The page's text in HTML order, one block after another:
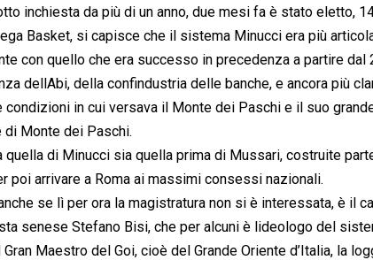
inchiesta da più di un anno, due mesi fa è stato eletto,
Basket, si capisce che il sistema Minucci era più
con quello che era successo in precedenza a partire
dellAbi, della confindustria delle banche, e ancora più
condizioni in cui versava il Monte dei Paschi e il suo
di Monte dei Paschi.
quella di Minucci sia quella prima di Mussari, costruite
poi arrivare a Roma ai massimi consessi nazionali.
se lì per ora la magistratura non si è interessata, è il
senese Stefano Bisi, che per alcuni è lideologo del
Maestro del Goi, cioè del Grande Oriente d’Italia, la